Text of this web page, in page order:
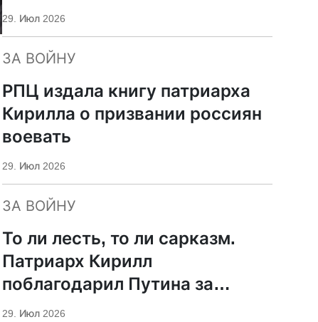
29. Июл 2026
ЗА ВОЙНУ
РПЦ издала книгу патриарха
Кирилла о призвании россиян
воевать
29. Июл 2026
ЗА ВОЙНУ
То ли лесть, то ли сарказм.
Патриарх Кирилл
поблагодарил Путина за
защиту суверенитета и
29. Июл 2026